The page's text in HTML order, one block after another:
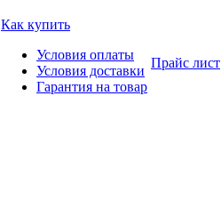
Как купить
Условия оплаты
Условия доставки
Гарантия на товар
Прайс лист